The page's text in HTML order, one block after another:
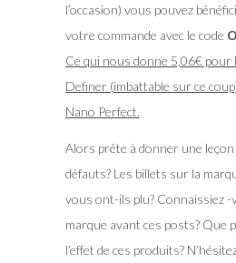
l’occasion) vous pouvez
votre commande avec le code
Ce qui nous donne 5,06€ pour
Definer (imbattable sur ce
Nano Perfect.
Alors prête à donner une
défauts? Les billets sur la
vous ont-ils plu? Connaissiez -
marque avant ces posts? Que
l’effet de ces produits?